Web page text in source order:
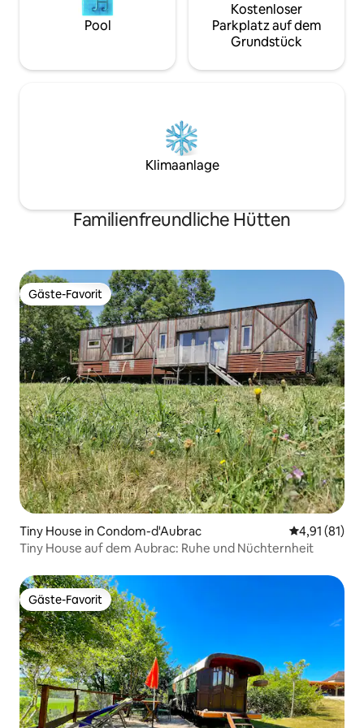
Pool
Kostenloser
Parkplatz auf dem
Grundstück
Klimaanlage
Familienfreundliche Hütten
Gäste-Favorit
Gäste-Favorit
Tiny House in Condom-d'Aubrac
4,91 (81)
Tiny House auf dem Aubrac: Ruhe und Nüchternheit
Gäste-Favorit
Gäste-Favorit